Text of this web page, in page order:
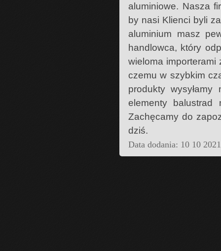
aluminiowe. Nasza
by nasi Klienci byli
aluminium masz
handlowca, który
wieloma
czemu w szybkim
produkty
elementy balustrad
Zachęcamy do
dziś.
Data dodania: 10 10